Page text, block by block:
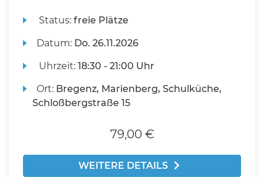
Status:freie Plätze
Datum: Do. 26.11.2026
Uhrzeit:18:30 - 21:00 Uhr
Ort: Bregenz, Marienberg, Schulküche,
Schloßbergstraße 15
79,00 €
WEITERE DETAILS